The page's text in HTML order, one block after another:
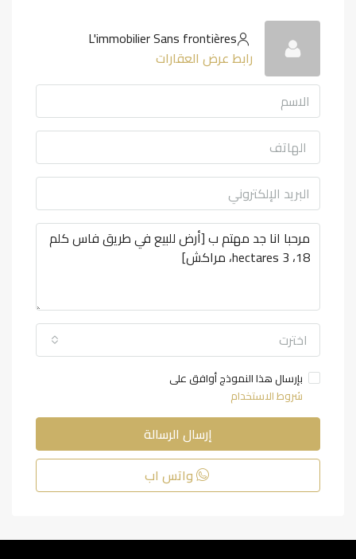
L'immobilier Sans frontières
رابط عرض العقارات
اخترت
بإرسال هذا النموذج أوافق على
شروط الاستخدام
إرسال الرسالة
واتس اب